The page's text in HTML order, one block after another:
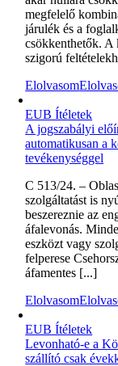
megfelelő
járulék és a
csökkenthetők. A
szigorú
Elolvasom
EUB Ítéletek
A jogszabályi
automatikusan a
tevékenységgel
C 513/24. –
szolgáltatást is
beszereznie az
áfalevonás.
eszközt vagy
felperese
áfamentes [...]
Elolvasom
EUB Ítéletek
Levonható-e a
szállító csak